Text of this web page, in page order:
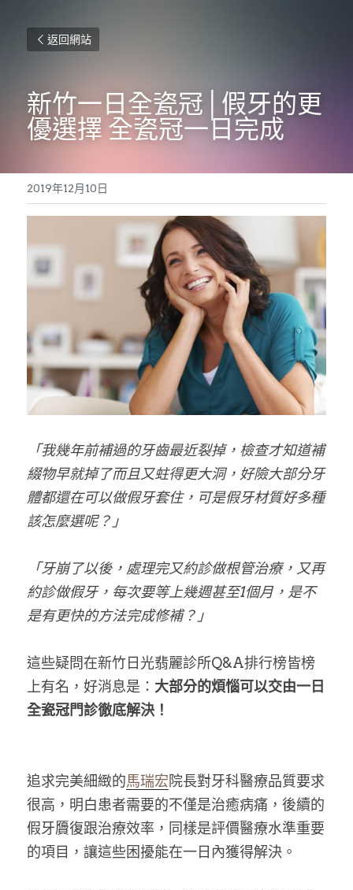
返回網站
新竹一日全瓷冠│假牙的更
優選擇 全瓷冠一日完成
2019年12月10日
「我幾年前補過的牙齒最近裂掉，檢查才知道補
綴物早就掉了而且又蛀得更大洞，好險大部分牙
體都還在可以做假牙套住，可是假牙材質好多種
該怎麼選呢？」
「牙崩了以後，處理完又約診做根管治療，又再
約診做假牙，每次要等上幾週甚至1個月，是不
是有更快的方法完成修補？」
這些疑問在新竹日光翡麗診所Q&A排行榜皆榜
上有名，好消息是： 大部分的煩惱可以交由一日
全瓷冠門診徹底解決！
追求完美細緻的馬瑞宏院長對牙科醫療品質要求
很高，明白患者需要的不僅是治癒病痛，後續的
假牙贗復跟治療效率，同樣是評價醫療水準重要
的項目，讓這些困擾能在一日內獲得解決。